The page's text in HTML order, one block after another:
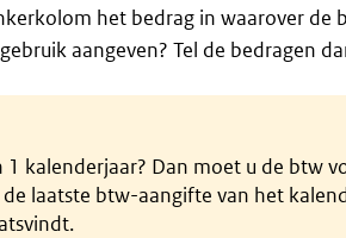
het bedrag in waarover de
aangeven? Tel de bedragen
1 kalenderjaar? Dan moet u de btw
laatste btw-aangifte van het